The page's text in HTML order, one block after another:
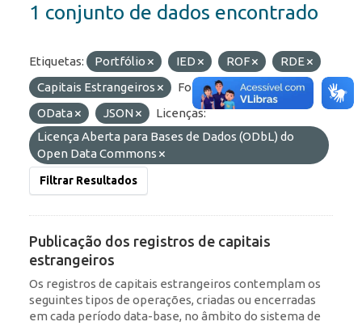
1 conjunto de dados encontrado
Etiquetas: Portfólio IED ROF
RDE
Capitais Estrangeiros
Formatos:
API
OData
JSON
Licenças:
Licença Aberta para Bases de Dados (ODbL) do
Open Data Commons
Filtrar Resultados
Publicação dos registros de capitais
estrangeiros
Os registros de capitais estrangeiros contemplam os
seguintes tipos de operações, criadas ou encerradas
em cada período data-base, no âmbito do sistema de